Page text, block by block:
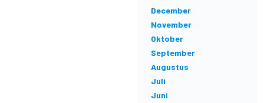
December
November
Oktober
September
Augustus
Juli
Juni